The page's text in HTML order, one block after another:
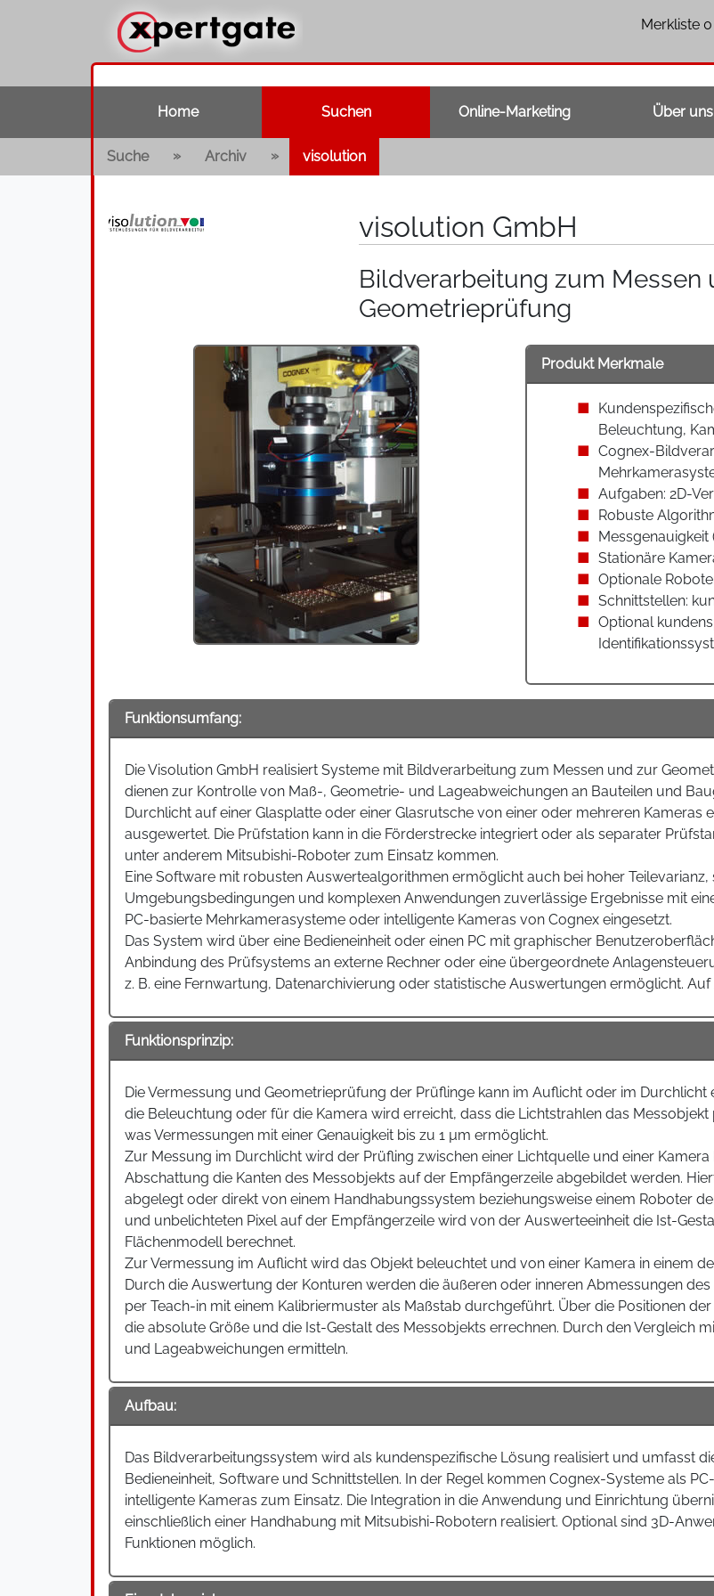
Merkliste 0
Home Suchen Online-Marketing Über uns
Suche » Archiv » visolution
visolution GmbH
Bildverarbeitung zum Messen
Geometrieprüfung
Produkt Merkmale
Beleuchtung,
Cognex-
Aufgaben: 2D-
Robuste
Messgenauigkeit
Stationäre
Optionale
Schnittstellen:
Optional
Funktionsumfang:
Die Visolution GmbH realisiert Systeme mit Bildverarbeitung zum Messen und zur
dienen zur Kontrolle von Maß-, Geometrie- und Lageabweichungen an Bauteilen und
Durchlicht auf einer Glasplatte oder einer Glasrutsche von einer oder mehreren
ausgewertet. Die Prüfstation kann in die Förderstrecke integriert oder als separater
unter anderem Mitsubishi-Roboter zum Einsatz kommen.
Eine Software mit robusten Auswertealgorithmen ermöglicht auch bei hoher
Umgebungsbedingungen und komplexen Anwendungen zuverlässige Ergebnisse mit
PC-basierte Mehrkamerasysteme oder intelligente Kameras von Cognex eingesetzt.
Das System wird über eine Bedieneinheit oder einen PC mit graphischer
Anbindung des Prüfsystems an externe Rechner oder eine übergeordnete
z. B. eine Fernwartung, Datenarchivierung oder statistische Auswertungen ermöglicht.
Funktionsprinzip:
Die Vermessung und Geometrieprüfung der Prüflinge kann im Auflicht oder im
die Beleuchtung oder für die Kamera wird erreicht, dass die Lichtstrahlen das
was Vermessungen mit einer Genauigkeit bis zu 1 µm ermöglicht.
Zur Messung im Durchlicht wird der Prüfling zwischen einer Lichtquelle und einer
Abschattung die Kanten des Messobjekts auf der Empfängerzeile abgebildet werden.
abgelegt oder direkt von einem Handhabungssystem beziehungsweise einem Roboter
und unbelichteten Pixel auf der Empfängerzeile wird von der Auswerteeinheit die Ist-
Flächenmodell berechnet.
Zur Vermessung im Auflicht wird das Objekt beleuchtet und von einer Kamera in einem
Durch die Auswertung der Konturen werden die äußeren oder inneren Abmessungen
per Teach-in mit einem Kalibriermuster als Maßstab durchgeführt. Über die Positionen
die absolute Größe und die Ist-Gestalt des Messobjekts errechnen. Durch den Vergleich
und Lageabweichungen ermitteln.
Aufbau:
Das Bildverarbeitungssystem wird als kundenspezifische Lösung realisiert und umfasst
Bedieneinheit, Software und Schnittstellen. In der Regel kommen Cognex-Systeme als
intelligente Kameras zum Einsatz. Die Integration in die Anwendung und Einrichtung
einschließlich einer Handhabung mit Mitsubishi-Robotern realisiert. Optional sind 3D-
Funktionen möglich.